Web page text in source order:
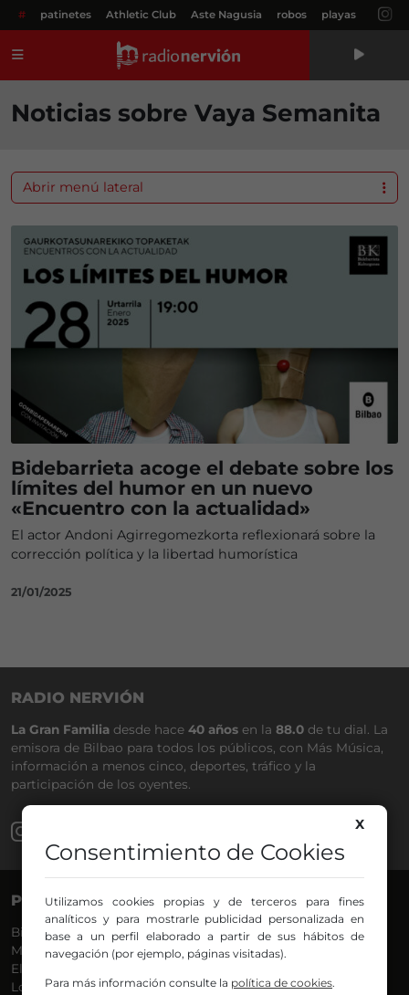
# patinetes Athletic Club Aste Nagusia robos playas
Noticias sobre Vaya Semanita
Bidebarrieta acoge el debate sobre los
límites del humor en un nuevo
«Encuentro con la actualidad»
El actor Andoni Agirregomezkorta reflexionará sobre la
corrección política y la libertad humorística
21/01/2025
Abrir menú lateral
RADIO NERVIÓN
La Gran Familia desde hace 40 años en la 88.0 de tu dial. La
emisora de Bilbao para todos los públicos, con Más Música,
información a menos cinco, deportes, tráfico y la
participación de los oyentes.
PROGRAMAS
Bilbosport
Más Música
El Madrugador
Lo Más Nuevo
VOCES
Agurtzane
Belén Ollero
Eduardo
X
Consentimiento de Cookies
Utilizamos cookies propias y de terceros para fines
analíticos y para mostrarle publicidad personalizada en
base a un perfil elaborado a partir de sus hábitos de
navegación (por ejemplo, páginas visitadas).
Para más información consulte la política de cookies.